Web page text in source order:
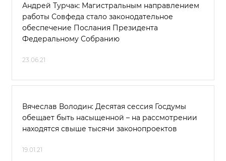
Андрей Турчак: Магистральным направлением
работы Совфеда стало законодательное
обеспечение Послания Президента
Федеральному Собранию
23.06.21
Вячеслав Володин: Десятая сессия Госдумы
обещает быть насыщенной – на рассмотрении
находятся свыше тысячи законопроектов
19.01.21